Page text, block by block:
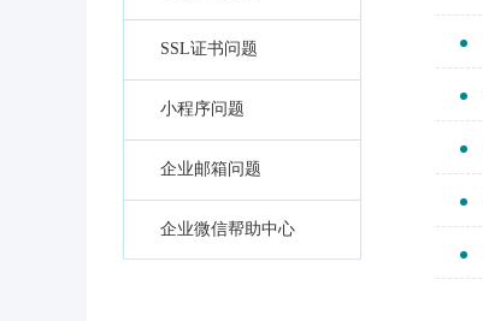
SSL证书问题
小程序问题
企业邮箱问题
企业微信帮助中心